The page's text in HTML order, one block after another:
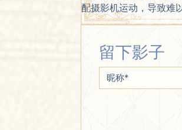
配摄影机运动，导致难
留下影子
昵称*